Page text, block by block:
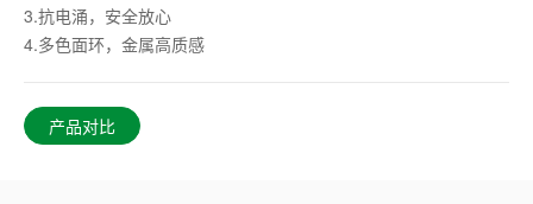
3.抗电涌，安全放心
4.多色面环，金属高质感
产品对比